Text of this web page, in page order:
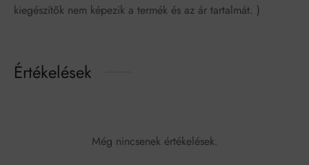
kiegészítők nem képezik a termék és az ár tartalmát. )
Értékelések
Még nincsenek értékelések.